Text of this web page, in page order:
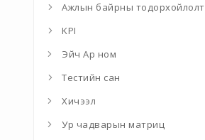
Ажлын байрны тодорхойлолт
KPI
Эйч Ар ном
Тестийн сан
Хичээл
Ур чадварын матриц